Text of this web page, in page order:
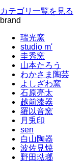
カテゴリ一覧を見る
brand
瑞光窯
studio m'
圭秀窯
山本たろう
わかさま陶芸
よしざわ窯
石原亮太
越前漆器
羅以音窯
月兎印
sen
白山陶器
波佐見焼
野田琺瑯